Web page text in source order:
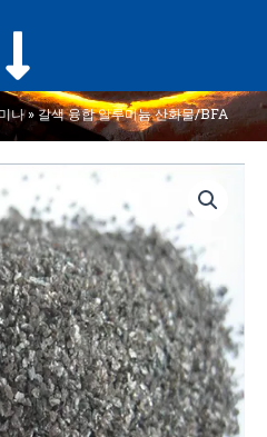
나»갈색 융합 알루미늄 산화물/BFA